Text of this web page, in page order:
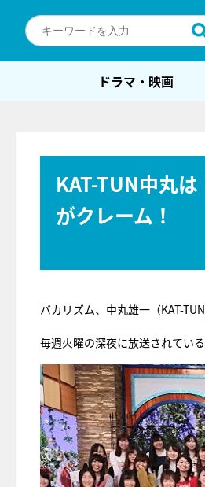
ドラマ・映画
KAT-TUN中丸
がクレーム！
バカリズム、中丸雄一（KAT-
毎週火曜の深夜に放送されてい